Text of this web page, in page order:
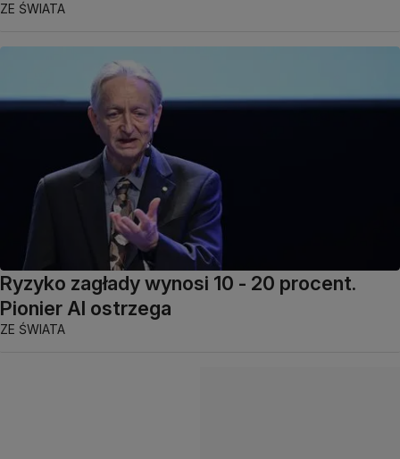
ZE ŚWIATA
Ryzyko zagłady wynosi 10 - 20 procent.
Pionier AI ostrzega
ZE ŚWIATA